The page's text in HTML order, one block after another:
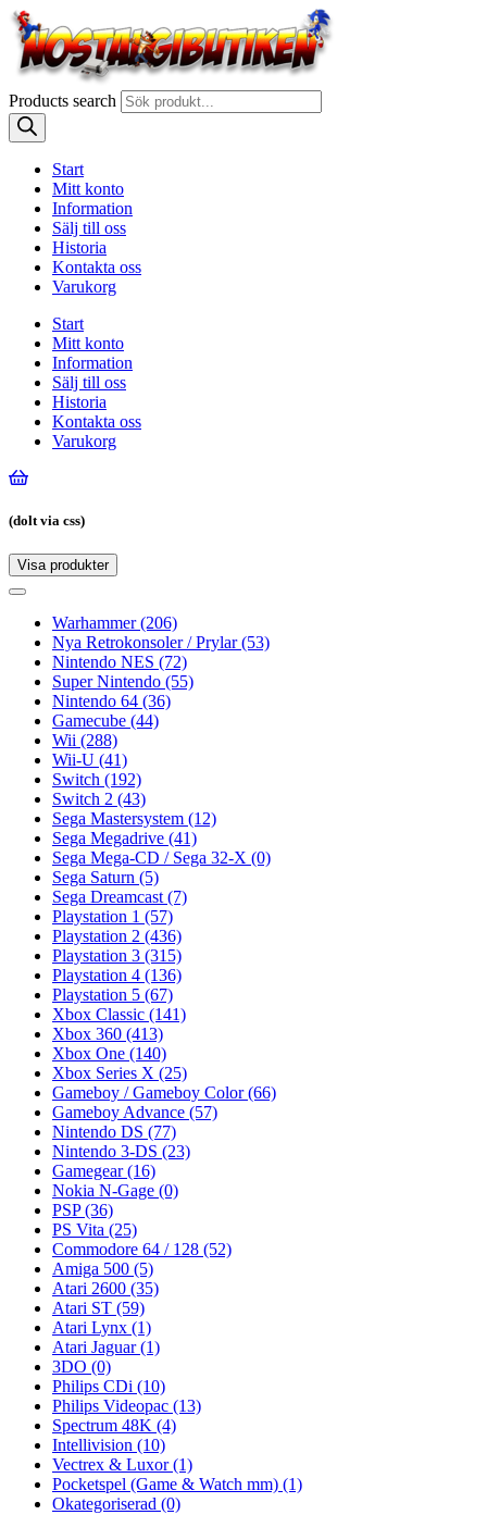
Products search
Start
Mitt konto
Information
Sälj till oss
Historia
Kontakta oss
Varukorg
Start
Mitt konto
Information
Sälj till oss
Historia
Kontakta oss
Varukorg
(dolt via css)
Visa produkter
Toggle
Toggle
navigationWarhammer(206)
Nya Retrokonsoler / Prylar(53)
Nintendo NES (72)
Super Nintendo (55)
Nintendo 64 (36)
Gamecube (44)
Wii (288)
Wii-U (41)
Switch (192)
Switch 2 (43)
Sega Mastersystem (12)
Sega Megadrive (41)
Sega Mega-CD / Sega 32-X (0)
Sega Saturn (5)
Sega Dreamcast (7)
Playstation 1 (57)
Playstation 2 (436)
Playstation 3 (315)
Playstation 4 (136)
Playstation 5 (67)
Xbox Classic (141)
Xbox 360 (413)
Xbox One (140)
Xbox Series X (25)
Gameboy / Gameboy Color(66)
Gameboy Advance (57)
Nintendo DS (77)
Nintendo 3-DS (23)
Gamegear(16)
Nokia N-Gage (0)
PSP(36)
PS Vita (25)
Commodore 64 / 128 (52)
Amiga 500 (5)
Atari 2600 (35)
Atari ST (59)
Atari Lynx (1)
Atari Jaguar(1)
3DO (0)
Philips CDi (10)
Philips Videopac (13)
Spectrum 48K (4)
Intellivision (10)
Vectrex & Luxor(1)
Pocketspel (Game & Watch mm) (1)
Okategoriserad (0)